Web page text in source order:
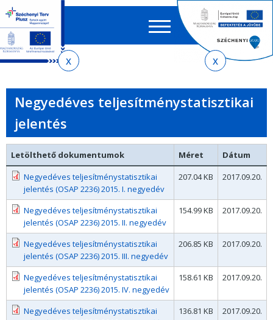
almenühöz
tartalomra
oldaltérképre
EN HU
űrlap
Negyedéves teljesítménystatisztikai
jelentés
Letölthető dokumentumok Méret
Dátum
Negyedéves teljesítménystatisztikai
jelentés (OSAP 2236) 2015. I. negyedév
207.04 KB 2017.09.20.
Negyedéves teljesítménystatisztikai
jelentés (OSAP 2236) 2015. II. negyedév
154.99 KB 2017.09.20.
Negyedéves teljesítménystatisztikai
jelentés (OSAP 2236) 2015. III. negyedév
206.85 KB 2017.09.20.
Negyedéves teljesítménystatisztikai
jelentés (OSAP 2236) 2015. IV. negyedév
158.61 KB 2017.09.20.
Negyedéves teljesítménystatisztikai
136.81 KB 2017.09.20.